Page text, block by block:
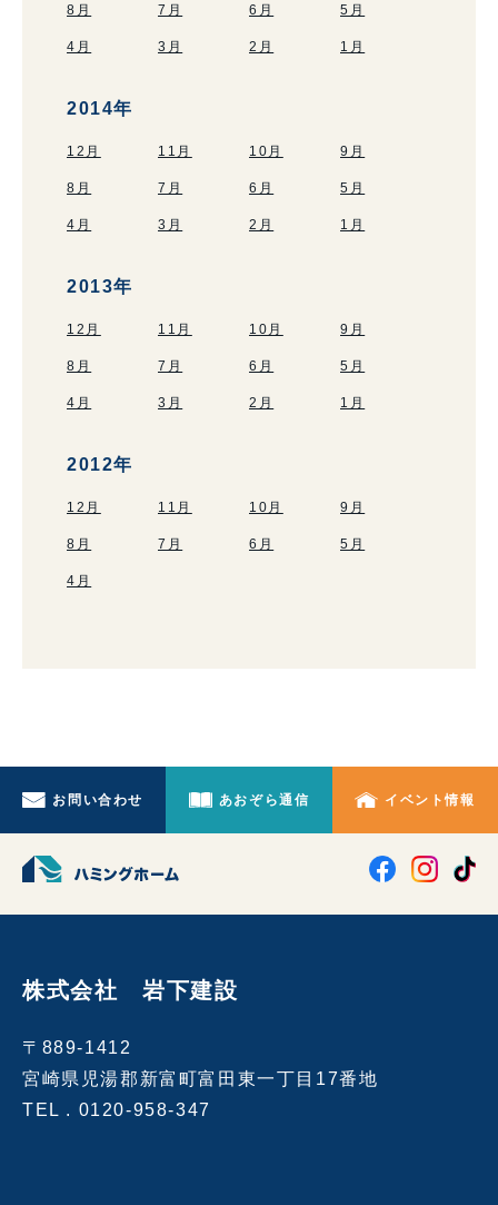
8月 7月 6月 5月
4月 3月 2月 1月
2014年
12月 11月 10月 9月
8月 7月 6月 5月
4月 3月 2月 1月
2013年
12月 11月 10月 9月
8月 7月 6月 5月
4月 3月 2月 1月
2012年
12月 11月 10月 9月
8月 7月 6月 5月
4月
お問い合わせ あおぞら通信 イベント情報
株式会社 岩下建設
〒889-1412
宮崎県児湯郡新富町富田東一丁目17番地
TEL . 0120-958-347